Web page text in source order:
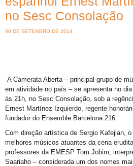
no Sesc Consolação
08 DE SETEMBRO DE 2014
A Camerata Aberta – principal grupo de
em atividade no país – se apresenta no
às 21h, no Sesc Consolação, sob a
Ernest Martínez Izquierdo, regente
fundador do Ensemble Barcelona 216.
Com direção artística de Sergio Kafejian,
melhores músicos atuantes da cena
professores da EMESP Tom Jobim,
Saariaho – considerada um dos nomes